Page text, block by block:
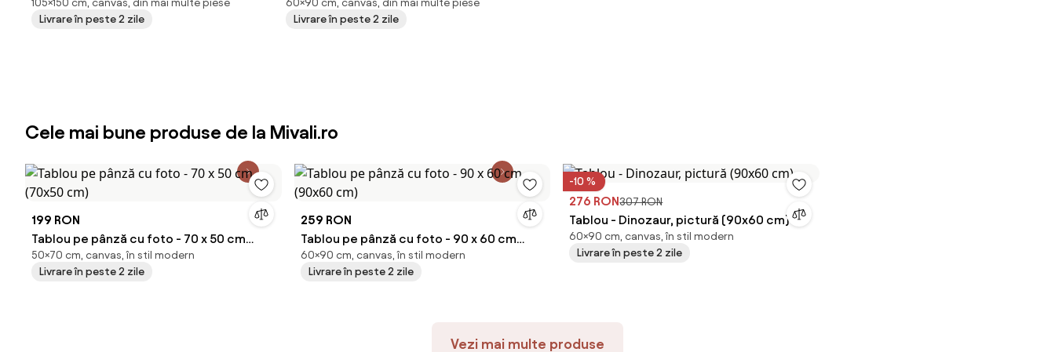
105×150 cm, canvas, din mai multe piese
Livrare în peste 2 zile
60×90 cm, canvas, din mai multe piese
Livrare în peste 2 zile
Cele mai bune produse de la Mivali.ro
199 RON
Tablou pe pânză cu foto - 70 x 50 cm
(70x50 cm)
50×70 cm, canvas, în stil modern
Livrare în peste 2 zile
259 RON
Tablou pe pânză cu foto - 90 x 60 cm
(90x60 cm)
60×90 cm, canvas, în stil modern
Livrare în peste 2 zile
-10 %
276 RON307 RON
Tablou - Dinozaur, pictură (90x60 cm)
60×90 cm, canvas, în stil modern
Livrare în peste 2 zile
Vezi mai multe produse